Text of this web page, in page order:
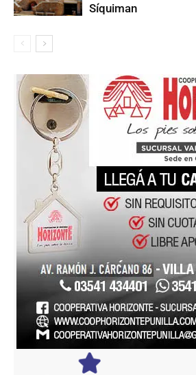
Síquiman